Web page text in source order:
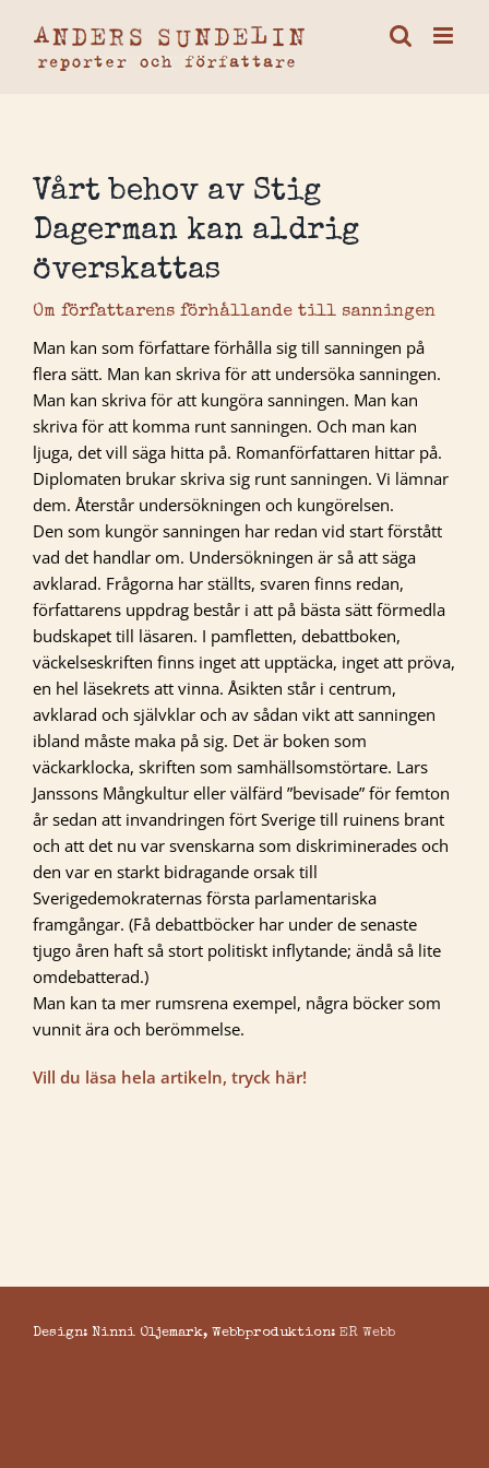
innehållet
Vårt behov av Stig
Dagerman kan aldrig
överskattas
Om författarens förhållande till sanningen
Man kan som författare förhålla sig till sanningen på
flera sätt. Man kan skriva för att undersöka sanningen.
Man kan skriva för att kungöra sanningen. Man kan
skriva för att komma runt sanningen. Och man kan
ljuga, det vill säga hitta på. Romanförfattaren hittar på.
Diplomaten brukar skriva sig runt sanningen. Vi lämnar
dem. Återstår undersökningen och kungörelsen.
Den som kungör sanningen har redan vid start förstått
vad det handlar om. Undersökningen är så att säga
avklarad. Frågorna har ställts, svaren finns redan,
författarens uppdrag består i att på bästa sätt förmedla
budskapet till läsaren. I pamfletten, debattboken,
väckelseskriften finns inget att upptäcka, inget att pröva,
en hel läsekrets att vinna. Åsikten står i centrum,
avklarad och självklar och av sådan vikt att sanningen
ibland måste maka på sig. Det är boken som
väckarklocka, skriften som samhällsomstörtare. Lars
Janssons Mångkultur eller välfärd ”bevisade” för femton
år sedan att invandringen fört Sverige till ruinens brant
och att det nu var svenskarna som diskriminerades och
den var en starkt bidragande orsak till
Sverigedemokraternas första parlamentariska
framgångar. (Få debattböcker har under de senaste
tjugo åren haft så stort politiskt inflytande; ändå så lite
omdebatterad.)
Man kan ta mer rumsrena exempel, några böcker som
vunnit ära och berömmelse.
Vill du läsa hela artikeln, tryck här!
Design: Ninni Oljemark, Webbproduktion: ER Webb